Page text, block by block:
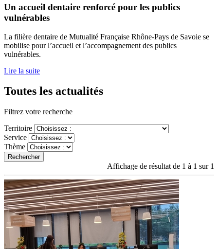
Un accueil dentaire renforcé pour les publics
vulnérables
La filière dentaire de Mutualité Française Rhône-Pays de Savoie se
mobilise pour l’accueil et l’accompagnement des publics
vulnérables.
Lire la suite
Toutes les actualités
Filtrez votre recherche
Territoire
Service
Thème
Rechercher
Affichage de résultat de 1 à 1 sur 1